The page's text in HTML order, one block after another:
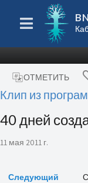
ОТМЕТИТЬ
Клип из
40 дней
11 мая 2011 г.
Следующий